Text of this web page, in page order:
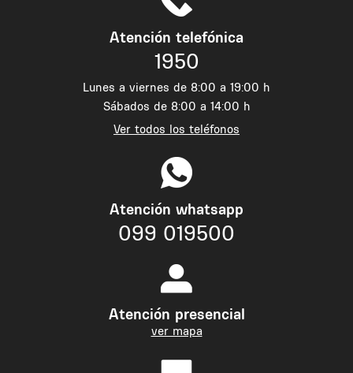
Atención telefónica
1950
Lunes a viernes de 8:00 a 19:00 h
Sábados de 8:00 a 14:00 h
Ver todos los teléfonos
Atención whatsapp
099 019500
Atención presencial
ver mapa